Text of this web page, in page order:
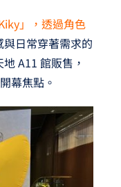
」，透過角色
日常穿著需求的
A11 館販售，
幕焦點。